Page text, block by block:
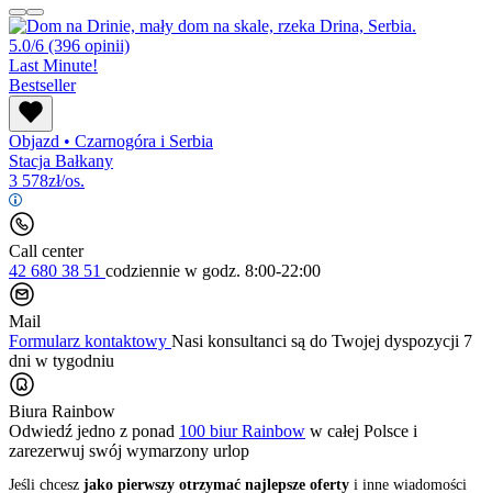
5.0/6 (396 opinii)
Last Minute!
Bestseller
Objazd • Czarnogóra i Serbia
Stacja Bałkany
3 578zł/os.
Call center
42 680 38 51 codziennie w godz. 8:00-22:00
Mail
Formularz kontaktowy Nasi konsultanci są do Twojej dyspozycji 7
dni w tygodniu
Biura Rainbow
Odwiedź jedno z ponad 100 biur Rainbow w całej Polsce i
zarezerwuj swój wymarzony urlop
Jeśli chcesz jako pierwszy otrzymać najlepsze oferty i inne wiadomości